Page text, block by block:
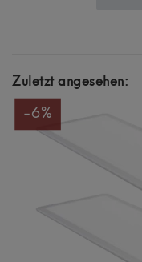
Zuletzt angesehen:
-6%